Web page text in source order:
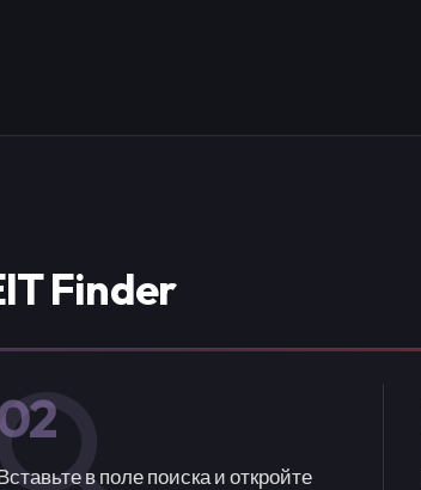
Finder
в поле поиска и откройте